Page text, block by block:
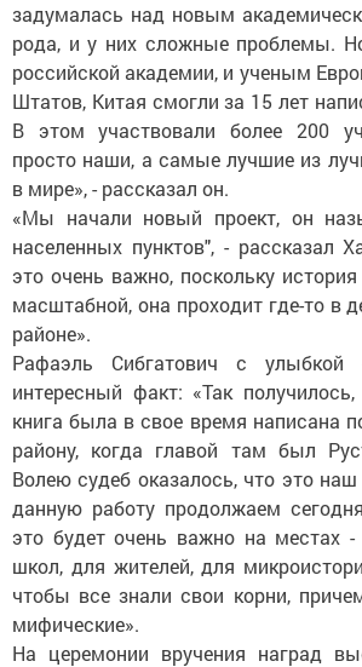
задумалась над новым
рода, и у них сложные проблемы.
российской академии, и ученым
Штатов, Китая смогли за 15 лет
В этом участвовали более 200
просто наши, а самые лучшие из
в мире», - рассказал он.
«Мы начали новый проект, он
населенных пунктов", - рассказал
это очень важно, поскольку
масштабной, она проходит где-то в
районе».
Рафаэль Сибгатович с улыбкой
интересный факт: «Так
книга была в свое время написана
району, когда главой там был
Волею судеб оказалось, что это
данную работу продолжаем
это будет очень важно на местах
школ, для жителей, для
чтобы все знали свои корни,
мифические».
На церемонии вручения наград